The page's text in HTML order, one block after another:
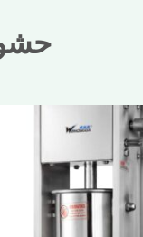
حشو